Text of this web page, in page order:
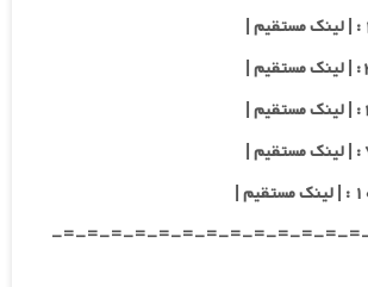
-=-=-=-=-=-=-=-=-=-=-=-=-